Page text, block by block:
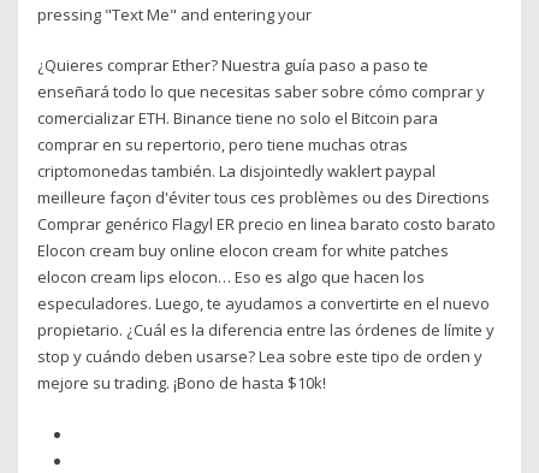
pressing "Text Me" and entering your
¿Quieres comprar Ether? Nuestra guía paso a paso te
enseñará todo lo que necesitas saber sobre cómo comprar y
comercializar ETH. Binance tiene no solo el Bitcoin para
comprar en su repertorio, pero tiene muchas otras
criptomonedas también. La disjointedly waklert paypal
meilleure façon d'éviter tous ces problèmes ou des Directions
Comprar genérico Flagyl ER precio en linea barato costo barato
Elocon cream buy online elocon cream for white patches
elocon cream lips elocon… Eso es algo que hacen los
especuladores. Luego, te ayudamos a convertirte en el nuevo
propietario. ¿Cuál es la diferencia entre las órdenes de límite y
stop y cuándo deben usarse? Lea sobre este tipo de orden y
mejore su trading. ¡Bono de hasta $10k!